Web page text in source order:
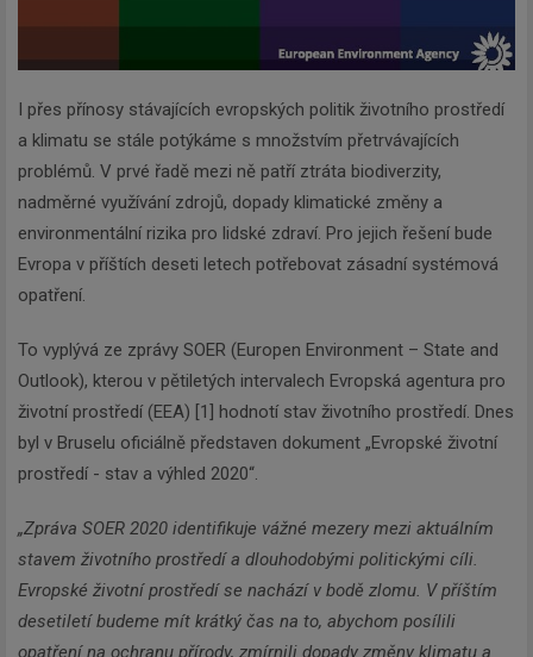
I přes přínosy stávajících evropských politik životního prostředí
a klimatu se stále potýkáme s množstvím přetrvávajících
problémů. V prvé řadě mezi ně patří ztráta biodiverzity,
nadměrné využívání zdrojů, dopady klimatické změny a
environmentální rizika pro lidské zdraví. Pro jejich řešení bude
Evropa v příštích deseti letech potřebovat zásadní systémová
opatření.
To vyplývá ze zprávy SOER (Europen Environment – State and
Outlook), kterou v pětiletých intervalech Evropská agentura pro
životní prostředí (EEA) [1] hodnotí stav životního prostředí. Dnes
byl v Bruselu oficiálně představen dokument „Evropské životní
prostředí - stav a výhled 2020“.
„Zpráva SOER 2020 identifikuje vážné mezery mezi aktuálním
stavem životního prostředí a dlouhodobými politickými cíli.
Evropské životní prostředí se nachází v bodě zlomu. V příštím
desetiletí budeme mít krátký čas na to, abychom posílili
opatření na ochranu přírody, zmírnili dopady změny klimatu a